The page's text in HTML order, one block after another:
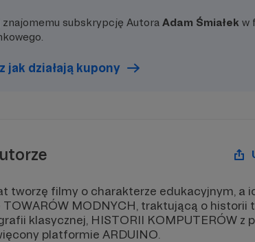
znajomemu subskrypcję Autora Adam Śmiałek w
jak działają kupony
tworzę filmy o charakterze edukacyjnym, a
TOWARÓW MODNYCH, traktującą o historii
klasycznej, HISTORII KOMPUTERÓW z
platformie ARDUINO.